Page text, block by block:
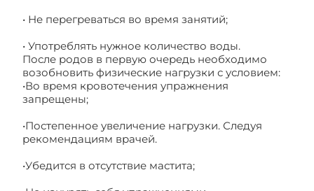
• Не перегреваться во время занятий;
• Употреблять нужное количество воды.
После родов в первую очередь необходимо
возобновить физические нагрузки с условием:
•Во время кровотечения упражнения
запрещены;
•Постепенное увеличение нагрузки. Следуя
рекомендациям врачей.
•Убедится в отсутствие мастита;